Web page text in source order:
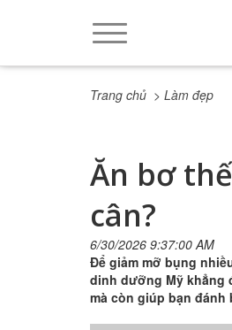
Trang chủ > Làm đẹp
Ăn bơ
cân?
6/30/2026 9:37:00 AM
Để giảm mỡ bụng
dinh dưỡng Mỹ khẳng
mà còn giúp bạn đánh